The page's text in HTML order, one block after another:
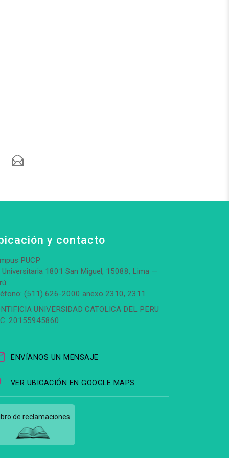
y contacto
PUCP
Universitaria 1801 San Miguel, 15088, Lima —
(511) 626-2000 anexo 2310, 2311
UNIVERSIDAD CATOLICA DEL PERU
20155945860
ENVÍANOS UN MENSAJE
VER UBICACIÓN EN GOOGLE MAPS
de reclamaciones